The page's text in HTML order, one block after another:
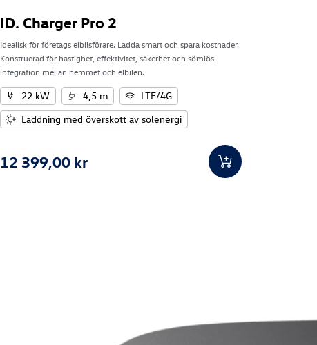
ID. Charger Pro 2
Idealisk för företags elbilsförare. Ladda smart och spara kostnader.
Konstruerad för hastighet, effektivitet, säkerhet och sömlös
integration mellan hemmet och elbilen.
22 kW 4,5 m
LTE/4G
Laddning med överskott av solenergi
12 399,00 kr